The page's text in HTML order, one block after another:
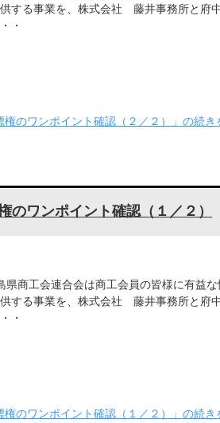
する事業を、株式会社 藤井事務所と府
・
のワンポイント確認（２／２）」の続き
ワンポイント確認（１／２）
県商工会連合会は商工会員の皆様に有益な
する事業を、株式会社 藤井事務所と府
・
のワンポイント確認（１／２）」の続き